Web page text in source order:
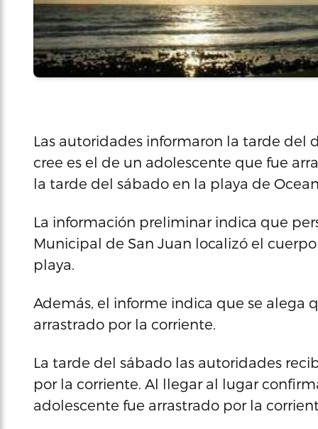
Las autoridades informaron la tarde del
cree es el de un adolescente que fue
la tarde del sábado en la playa de
La información preliminar indica que
Municipal de San Juan localizó el
playa.
Además, el informe indica que se alega
arrastrado por la corriente.
La tarde del sábado las autoridades
por la corriente. Al llegar al lugar
adolescente fue arrastrado por la